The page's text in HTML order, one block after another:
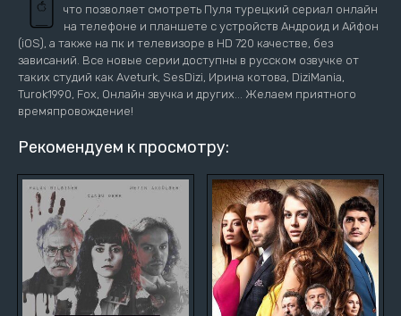
что позволяет смотреть Пуля турецкий сериал онлайн
на телефоне и планшете с устройств Андроид и Айфон
(iOS), а также на пк и телевизоре в HD 720 качестве, без
зависаний. Все новые серии доступны в русском озвучке от
таких студий как Aveturk, SesDizi, Ирина котова, DiziMania,
Turok1990, Fox, Онлайн звучка и других... Желаем приятного
времяпровождение!
Рекомендуем к просмотру: